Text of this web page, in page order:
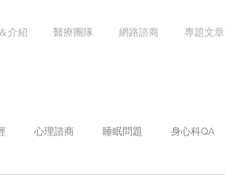
介紹 醫療團隊 網路諮商 專題文章
心理諮商 睡眠問題 身心科QA